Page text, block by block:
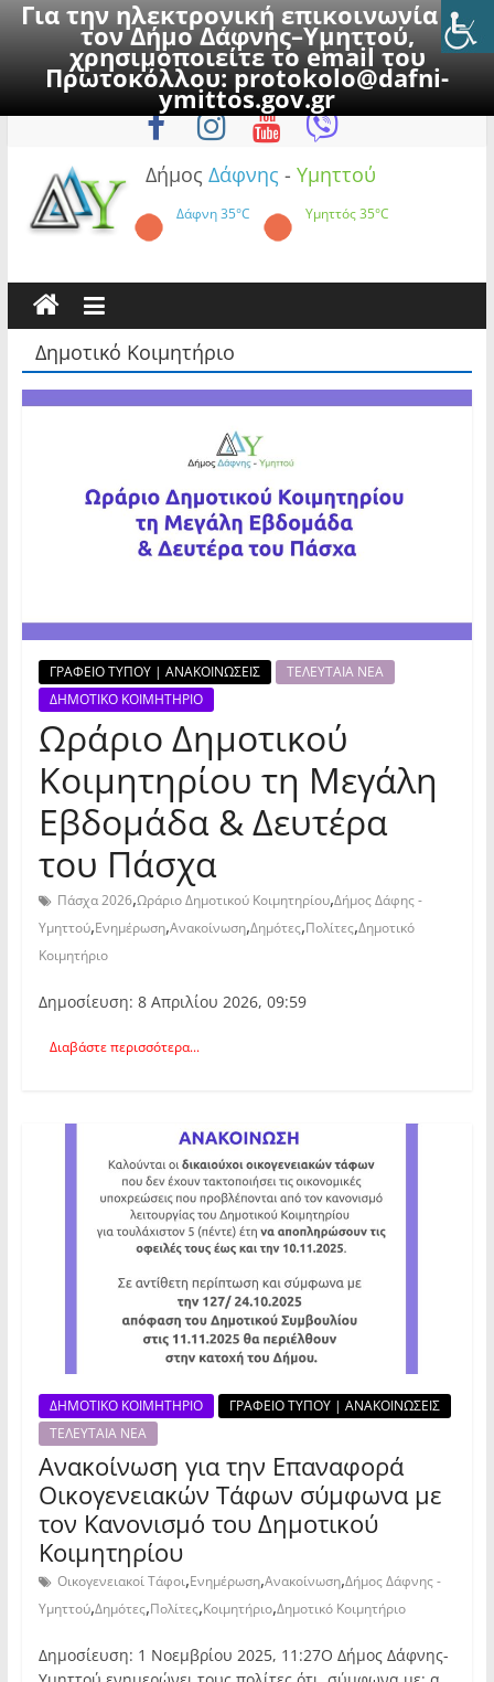
Για την ηλεκτρονική επικοινωνία με
τον Δήμο Δάφνης–Υμηττού,
χρησιμοποιείτε το email του
Πρωτοκόλλου:protokolo@dafni-
ymittos.gov.gr
to
Σάββατο, 8 Αυγούστου 2026
Δήμος Δάφνης - Υμηττού
Δάφνη35°C Υμηττός35°C
Δημοτικό Κοιμητήριο
ΓΡΑΦΕΙΟ ΤΥΠΟΥ | ΑΝΑΚΟΙΝΩΣΕΙΣ
ΤΕΛΕΥΤΑΙΑ ΝΕΑ
ΔΗΜΟΤΙΚΟ ΚΟΙΜΗΤΗΡΙΟ
Ωράριο Δημοτικού
Κοιμητηρίου τη Μεγάλη
Εβδομάδα & Δευτέρα
του Πάσχα
Πάσχα 2026,Ωράριο Δημοτικού Κοιμητηρίου,Δήμος Δάφης -
Υμηττού,Ενημέρωση,Ανακοίνωση,Δημότες,Πολίτες,Δημοτικό
Κοιμητήριο
Δημοσίευση: 8 Απριλίου 2026, 09:59
Διαβάστε περισσότερα...
ΔΗΜΟΤΙΚΟ ΚΟΙΜΗΤΗΡΙΟ
ΓΡΑΦΕΙΟ ΤΥΠΟΥ | ΑΝΑΚΟΙΝΩΣΕΙΣ
ΤΕΛΕΥΤΑΙΑ ΝΕΑ
Ανακοίνωση για την Επαναφορά
Οικογενειακών Τάφων σύμφωνα με
τον Κανονισμό του Δημοτικού
Κοιμητηρίου
Οικογενειακοί Τάφοι,Ενημέρωση,Ανακοίνωση,Δήμος Δάφνης -
Υμηττού,Δημότες,Πολίτες,Κοιμητήριο,Δημοτικό Κοιμητήριο
Δημοσίευση: 1 Νοεμβρίου 2025, 11:27Ο Δήμος Δάφνης-